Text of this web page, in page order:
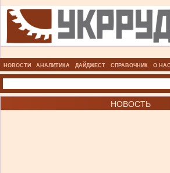
НОВОСТИ АНАЛИТИКА ДАЙДЖЕСТ СПРАВОЧНИК О НАС
НОВОСТЬ